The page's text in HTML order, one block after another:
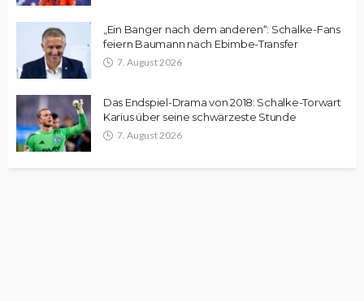
„Ein Banger nach dem anderen“: Schalke-Fans
feiern Baumann nach Ebimbe-Transfer
7. August 2026
Das Endspiel-Drama von 2018: Schalke-Torwart
Karius über seine schwärzeste Stunde
7. August 2026